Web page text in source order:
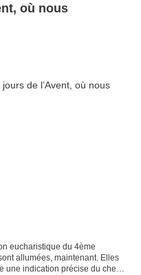
où nous
eucharistique du 4ème
allumées, maintenant. Elles
indication précise du chemin